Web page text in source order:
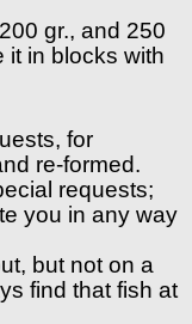
gr., and 250
it in blocks with
for
re-formed.
requests;
you in any way
but not on a
find that fish at